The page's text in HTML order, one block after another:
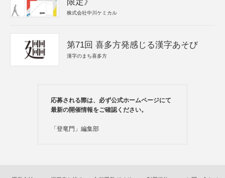
限定》
株式会社中川ケミカル
第71回 喜多方発感じる漢字あそび
漢字のまち喜多方
応募される際は、必ず公式ホームページにて
最新の開催情報をご確認ください。
「登竜門」編集部